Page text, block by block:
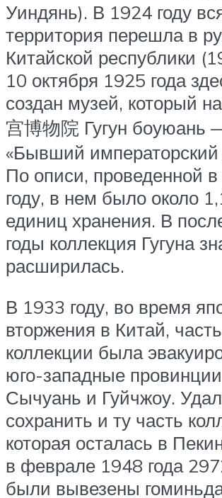
Уиндянь). В 1924 году
территория перешла в
Китайской республики
10 октября 1925 года
создан музей, который
宫博物院 Гугун боуюань
«Бывший императорский
По описи, проведенной
году, в нем было около
единиц хранения. В
годы коллекция Гугуна
расширилась.
В 1933 году, во время
вторжения в Китай, часть
коллекции была
юго-западные
Сычуань и Гуйчжоу.
сохранить и ту часть
которая осталась в
в феврале 1948 года
были вывезены